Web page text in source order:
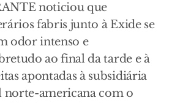
noticiou que
fabris junto à Exide se
odor intenso e
ao final da tarde e à
apontadas à subsidiária
americana com o